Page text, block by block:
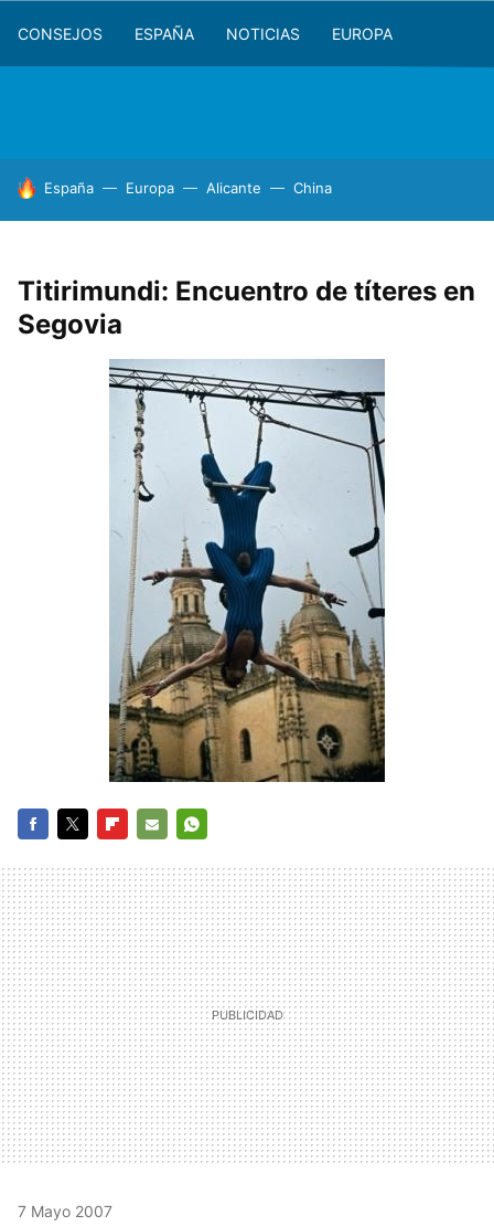
CONSEJOS ESPAÑA NOTICIAS EUROPA
HOY SE HABLA DE
España Europa Alicante China
Titirimundi: Encuentro de títeres en
Segovia
MAIL
7 Mayo 2007